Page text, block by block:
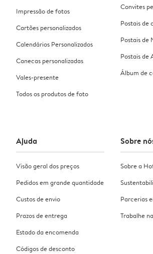
Impressão de fotos
Cartões personalizados
Calendários Personalizados
Canecas personalizadas
Vales-presente
Todos os produtos de foto
Convites
Postais de
Postais de
Postais de
Álbum de
Ajuda
Visão geral dos preços
Pedidos em grande quantidade
Custos de envio
Prazos de entrega
Estado da encomenda
Códigos de desconto
Sobre
Sobre a
Parcerias
Trabalhe